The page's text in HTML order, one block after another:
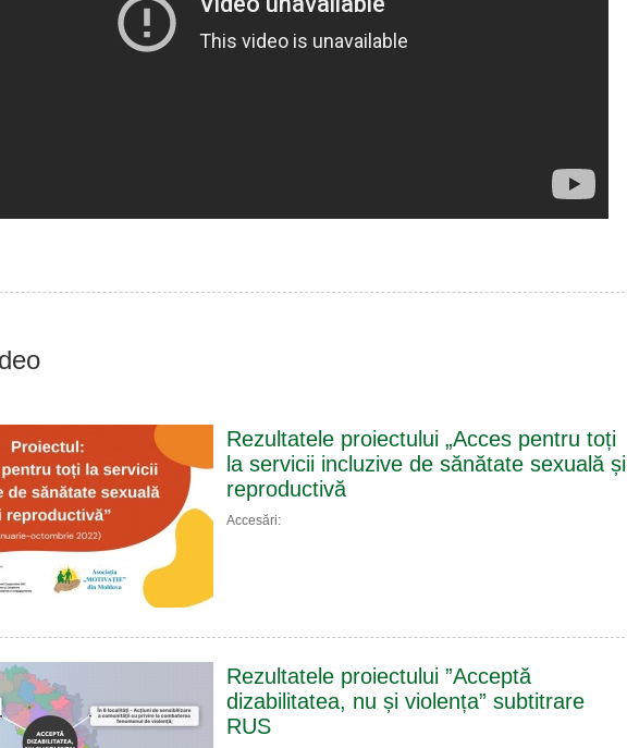
Rezultatele proiectului „Acces pentru toți
la servicii incluzive de sănătate sexuală și
reproductivă
Accesări:
Rezultatele proiectului ”Acceptă
dizabilitatea, nu și violența” subtitrare
RUS